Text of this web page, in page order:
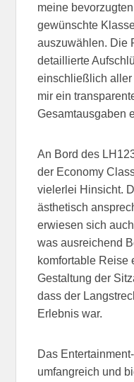
meine
gewünschte
auszuwählen. Die
detaillierte
einschließlich aller
mir ein
Gesamtausgaben
An Bord des
der Economy
vielerlei Hinsicht.
ästhetisch
erwiesen sich
was ausreichend
komfortable Reise
Gestaltung der
dass der
Erlebnis war.
Das
umfangreich und